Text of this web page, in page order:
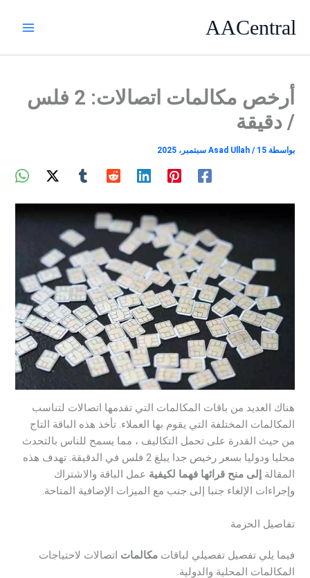
AACentral
أرخص مكالمات اتصالات: 2 فلس
/ دقيقة
بواسطة Asad Ullah / 15 سبتمبر، 2025
هناك العديد من باقات المكالمات التي تقدمها اتصالات لتناسب
المكالمات المختلفة التي يقوم بها العملاء. تأخذ هذه الباقة التاج
من حيث القدرة على تحمل التكاليف ، مما يسمح للناس بالتحدث
محليا ودوليا بسعر رخيص جدا يبلغ 2 فلس في الدقيقة. تهدف هذه
المقالةإلى منح قرائها فهما لكيفية عمل الباقة والاشتراك
وإجراءات الإلغاء جنبا إلى جنب مع الميزات الإضافية المتاحة.
تفاصيل الحزمة
فيما يلي تفصيل تفصيلي لباقاتمكالمات اتصالات لاحتياجات
المكالمات المحلية والدولية.